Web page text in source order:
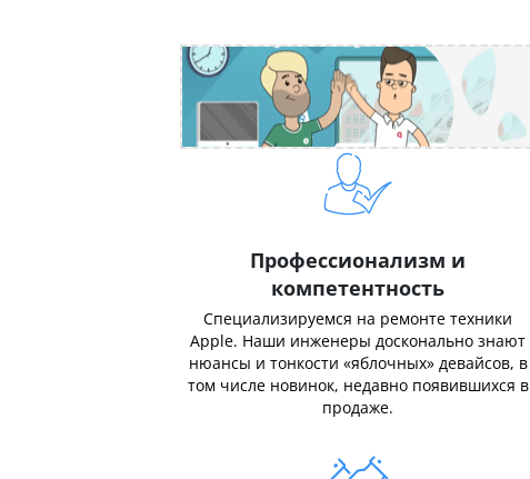
Профессионализм и
компетентность
Специализируемся на ремонте техники
Apple. Наши инженеры досконально знают
нюансы и тонкости «яблочных» девайсов, в
том числе новинок, недавно появившихся в
продаже.